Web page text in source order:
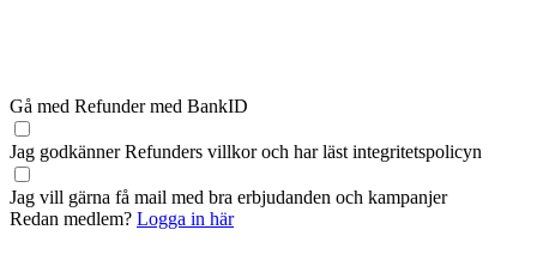
Gå med Refunder med BankID
Jag godkänner Refunders villkoroch har läst integritetspolicyn
Jag vill gärna få mail med bra erbjudanden och kampanjer
Redan medlem? Logga in här